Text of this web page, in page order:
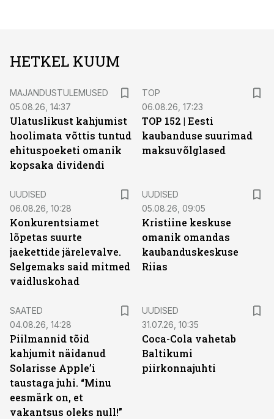
HETKEL KUUM
MAJANDUSTULEMUSED
05.08.26, 14:37
Ulatuslikust kahjumist
hoolimata võttis tuntud
ehituspoeketi omanik
kopsaka dividendi
TOP
06.08.26, 17:23
TOP 152 | Eesti
kaubanduse suurimad
maksuvõlglased
UUDISED
06.08.26, 10:28
Konkurentsiamet
lõpetas suurte
jaekettide järelevalve.
Selgemaks said mitmed
vaidluskohad
UUDISED
05.08.26, 09:05
Kristiine keskuse
omanik omandas
kaubanduskeskuse
Riias
SAATED
04.08.26, 14:28
Piilmannid tõid
kahjumit näidanud
Solarisse Apple’i
taustaga juhi. “Minu
eesmärk on, et
vakantsus oleks null!”
UUDISED
31.07.26, 10:35
Coca-Cola vahetab
Baltikumi
piirkonnajuhti